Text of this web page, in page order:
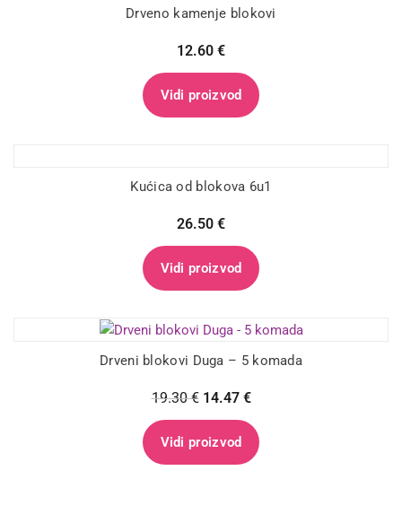
Drveno kamenje blokovi
12.60 €
Vidi proizvod
Kućica od blokova 6u1
26.50 €
Vidi proizvod
Drveni blokovi Duga – 5 komada
19.30€ 14.47 €
Vidi proizvod